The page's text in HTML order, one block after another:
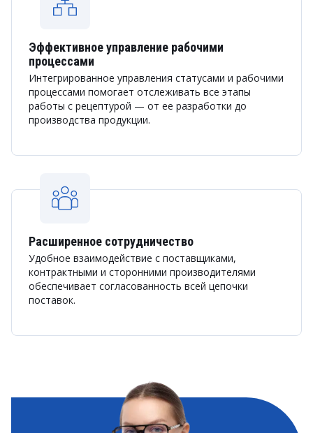
Эффективное управление рабочими
процессами
Интегрированное управления статусами и рабочими
процессами помогает отслеживать все этапы
работы с рецептурой — от ее разработки до
производства продукции.
Расширенное сотрудничество
Удобное взаимодействие с поставщиками,
контрактными и сторонними производителями
обеспечивает согласованность всей цепочки
поставок.